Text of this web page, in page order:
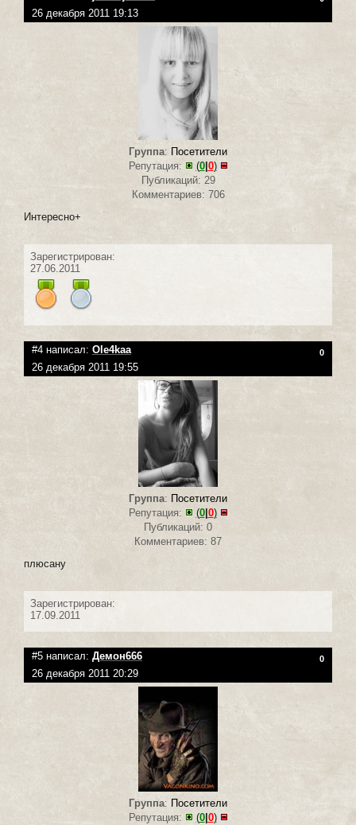
26 декабря 2011 19:13
Группа: Посетители
Репутация:
(0| 0)
Публикаций: 29
Комментариев: 706
Интересно+
Зарегистрирован:
27.06.2011
#4 написал: Ole4kaa 0
26 декабря 2011 19:55
Группа: Посетители
Репутация:
(0|0)
Публикаций: 0
Комментариев: 87
плюсану
Зарегистрирован:
17.09.2011
#5 написал: Демон666 0
26 декабря 2011 20:29
Группа: Посетители
Репутация:
(0| 0)